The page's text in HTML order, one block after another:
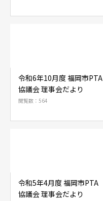
令和6年10月度 福岡市PTA
協議会 理事会だより
閲覧数：564
令和5年4月度 福岡市PTA
協議会 理事会だより